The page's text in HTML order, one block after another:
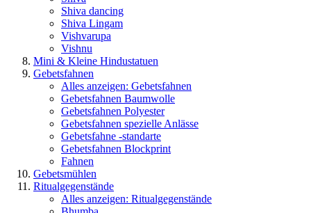
Shiva dancing
Shiva Lingam
Vishvarupa
Vishnu
Mini & Kleine Hindustatuen
Gebetsfahnen
Alles anzeigen: Gebetsfahnen
Gebetsfahnen Baumwolle
Gebetsfahnen Polyester
Gebetsfahnen spezielle Anlässe
Gebetsfahne -standarte
Gebetsfahnen Blockprint
Fahnen
Gebetsmühlen
Ritualgegenstände
Alles anzeigen: Ritualgegenstände